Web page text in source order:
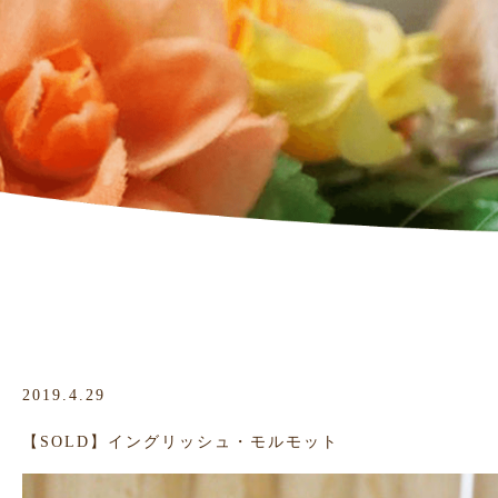
2019.4.29
【SOLD】イングリッシュ・モルモット